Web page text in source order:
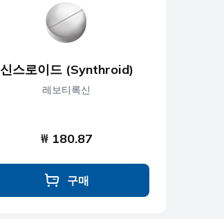
신스로이드 (Synthroid)
레보티록신
₩ 180.87
구매